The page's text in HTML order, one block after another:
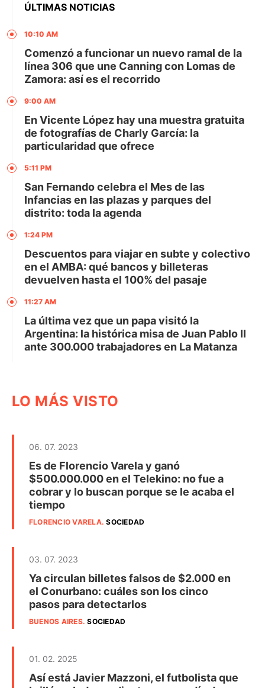
ÚLTIMAS NOTICIAS
10:10 AM
Comenzó a funcionar un nuevo ramal de la
línea 306 que une Canning con Lomas de
Zamora: así es el recorrido
9:00 AM
En Vicente López hay una muestra gratuita
de fotografías de Charly García: la
particularidad que ofrece
5:11 PM
San Fernando celebra el Mes de las
Infancias en las plazas y parques del
distrito: toda la agenda
1:24 PM
Descuentos para viajar en subte y colectivo
en el AMBA: qué bancos y billeteras
devuelven hasta el 100% del pasaje
11:27 AM
La última vez que un papa visitó la
Argentina: la histórica misa de Juan Pablo II
ante 300.000 trabajadores en La Matanza
LO MÁS VISTO
06. 07. 2023
Es de Florencio Varela y ganó
$500.000.000 en el Telekino: no fue a
cobrar y lo buscan porque se le acaba el
tiempo
FLORENCIO VARELA.SOCIEDAD
03. 07. 2023
Ya circulan billetes falsos de $2.000 en
el Conurbano: cuáles son los cinco
pasos para detectarlos
BUENOS AIRES.SOCIEDAD
01. 02. 2025
Así está Javier Mazzoni, el futbolista que